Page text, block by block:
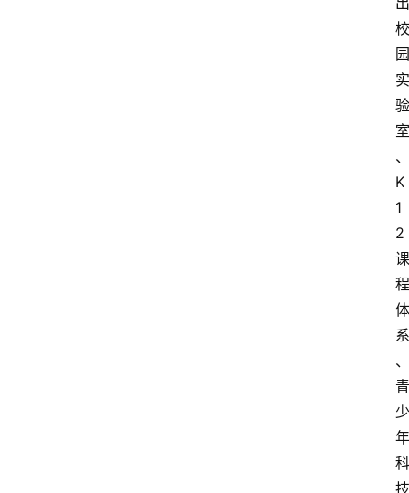
校
园
实
验
室
、
K
1
2
课
程
体
系
、
青
少
年
科
技